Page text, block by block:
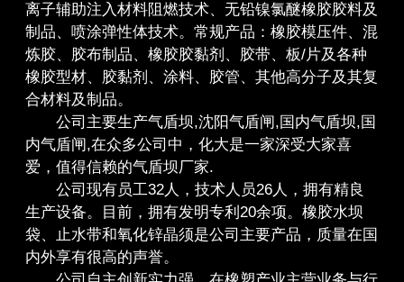
离子辅助注入材料阻燃技术、无铅镍氯醚橡胶胶料及
制品、喷涂弹性体技术。常规产品：橡胶模压件、混
炼胶、胶布制品、橡胶胶黏剂、胶带、板/片及各种
橡胶型材、胶黏剂、涂料、胶管、其他高分子及其复
合材料及制品。
公司主要生产气盾坝,沈阳气盾闸,国内气盾坝,国
内气盾闸,在众多公司中，化大是一家深受大家喜
爱，值得信赖的气盾坝厂家.
公司现有员工32人，技术人员26人，拥有精良
生产设备。目前，拥有发明专利20余项。橡胶水坝
袋、止水带和氧化锌晶须是公司主要产品，质量在国
内外享有很高的声誉。